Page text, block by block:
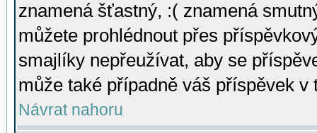
znamená šťastný, :( znamená
můžete prohlédnout přes
smajlíky nepřeužívat, aby se
může také případně váš příspěvek v
Návrat nahoru